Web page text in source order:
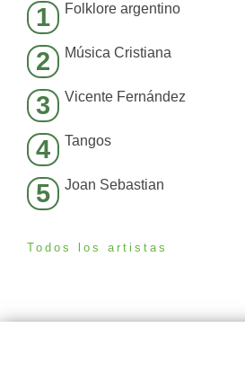
1 Folklore argentino
2 Música Cristiana
3 Vicente Fernández
4 Tangos
5 Joan Sebastian
Todos los artistas